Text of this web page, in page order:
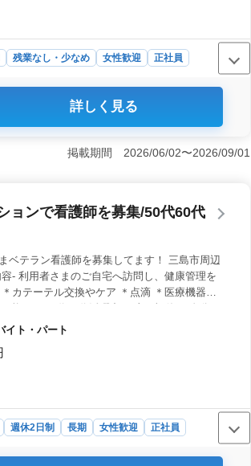
残業なし・少なめ 女性歓迎
正社員
市の特別養護老人ホームでは、正看護
可能な方を歓迎しています。 ＜シニア
おり、経験を活かして安心して働ける環
支援に貢献できます。勤務日数の相談も
可能です。
詳しく見る
掲載期間 2026/06/02〜2026/09/01
ョンで看護師を募集/50代60代
ベテラン看護師を募集してます！ 三島市周辺
- 利用者さまのご自宅へ訪問し、健康管理を
カテーテル交換やケア ＊点滴 ＊医療機器の
ママさんも活躍されてますよ♪ 是非ご応募
イト・パート
週休2日制 長期 女性歓迎
正社員